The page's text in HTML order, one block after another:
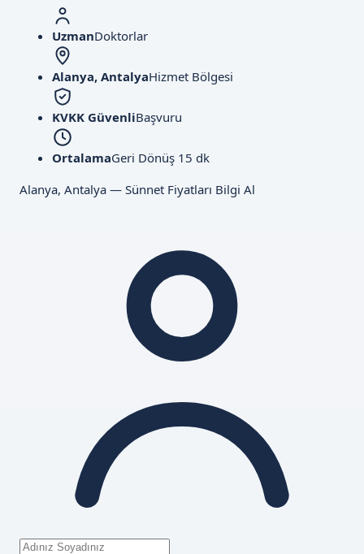
UzmanDoktorlar
Alanya, AntalyaHizmet Bölgesi
KVKK GüvenliBaşvuru
OrtalamaGeri Dönüş 15 dk
Alanya, Antalya — Sünnet Fiyatları Bilgi Al